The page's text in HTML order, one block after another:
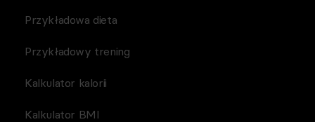
Przykładowa dieta
Przykładowy trening
Kalkulator kalorii
Kalkulator BMI